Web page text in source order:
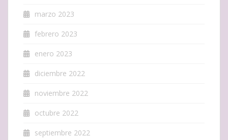
marzo 2023
febrero 2023
enero 2023
diciembre 2022
noviembre 2022
octubre 2022
septiembre 2022